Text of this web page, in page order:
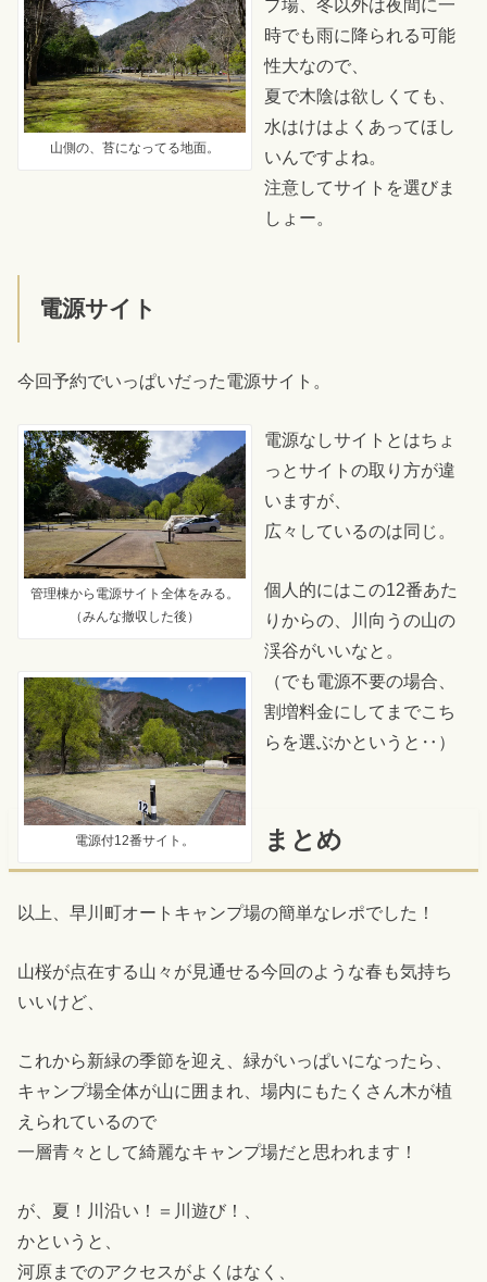
山側の、苔になってる地面。
プ場、冬以外は夜間に一
時でも雨に降られる可能
性大なので、
夏で木陰は欲しくても、
水はけはよくあってほし
いんですよね。
注意してサイトを選びま
しょー。
電源サイト
今回予約でいっぱいだった電源サイト。
管理棟から電源サイト全体をみる。
（みんな撤収した後）
電源なしサイトとはちょ
っとサイトの取り方が違
いますが、
広々しているのは同じ。
電源付12番サイト。
個人的にはこの12番あた
りからの、川向うの山の
渓谷がいいなと。
（でも電源不要の場合、
割増料金にしてまでこち
らを選ぶかというと‥）
まとめ
以上、早川町オートキャンプ場の簡単なレポでした！
山桜が点在する山々が見通せる今回のような春も気持ち
いいけど、
これから新緑の季節を迎え、緑がいっぱいになったら、
キャンプ場全体が山に囲まれ、場内にもたくさん木が植
えられているので
一層青々として綺麗なキャンプ場だと思われます！
が、夏！川沿い！＝川遊び！、
かというと、
河原までのアクセスがよくはなく、